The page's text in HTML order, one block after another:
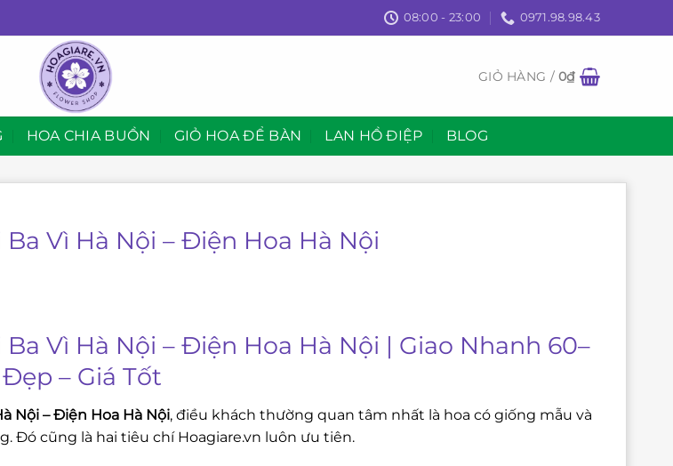
08:00 - 23:00 0971.98.98.43
GIỎ HÀNG /0₫
HOA CHIA BUỒN GIỎ HOA ĐỂ BÀN LAN HỒ ĐIỆP BLOG
Vì Hà Nội – Điện Hoa Hà Nội
Ba Vì Hà Nội – Điện Hoa Hà Nội | Giao Nhanh 60–
– Giá Tốt
Nội – Điện Hoa Hà Nội, điều khách thường quan tâm nhất là hoa có giống mẫu và
Đó cũng là hai tiêu chí Hoagiare.vn luôn ưu tiên.